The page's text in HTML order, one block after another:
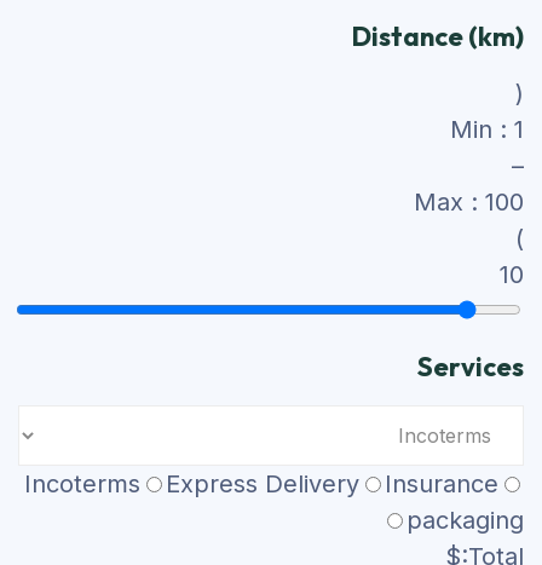
Distance (km)
(
Min : 1
–
Max : 100
)
10
Services
Incoterms Express Delivery
Insurance
packaging
Total:$